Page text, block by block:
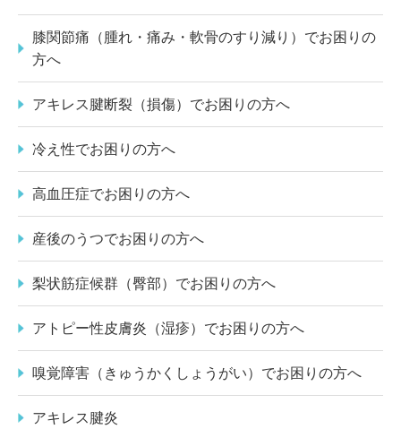
膝関節痛（腫れ・痛み・軟骨のすり減り）でお困りの
方へ
アキレス腱断裂（損傷）でお困りの方へ
冷え性でお困りの方へ
高血圧症でお困りの方へ
産後のうつでお困りの方へ
梨状筋症候群（臀部）でお困りの方へ
アトピー性皮膚炎（湿疹）でお困りの方へ
嗅覚障害（きゅうかくしょうがい）でお困りの方へ
アキレス腱炎